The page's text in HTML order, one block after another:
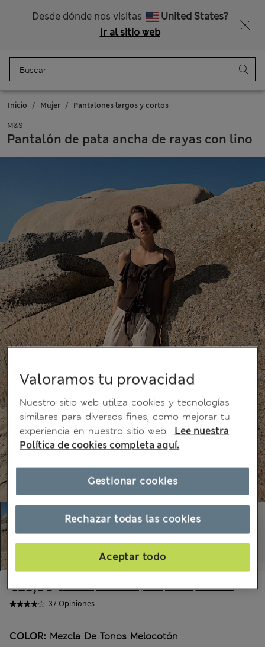
Desde dónde nos visitas
United States?
Ir al sitio web
Bolso
Inicio Mujer Pantalones largos y cortos
M&S
Pantalón de pata ancha de rayas con lino
37 Opiniones
€25,00 Todos los precios incluyen impuestos y aranceles
COLOR: Mezcla De Tonos Melocotón
Valoramos tu provacidad
Nuestro sitio web utiliza cookies y tecnologías
similares para diversos fines, como mejorar tu
experiencia en nuestro sitio web.
Lee nuestra
Política de cookies completa aquí.
Rechazar todas las cookies
Aceptar todo
Gestionar cookies